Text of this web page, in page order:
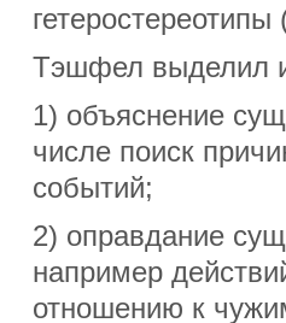
Тэшфел выделил
1) объяснение
числе поиск
событий;
2) оправдание
например
отношению к